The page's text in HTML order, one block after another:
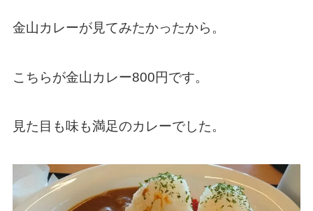
金山カレーが見てみたかったから。
こちらが金山カレー800円です。
見た目も味も満足のカレーでした。